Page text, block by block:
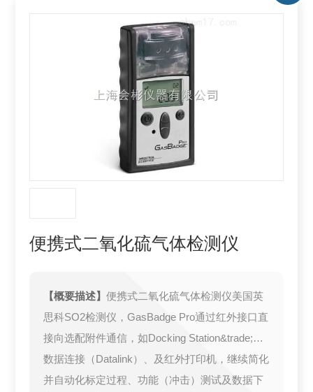
便携式二氧化硫气体检测仪
【概要描述】便携式二氧化硫气体检测仪美国英
思科SO2检测仪，GasBadge Pro通过红外接口直
接向选配附件通信，如Docking Station&trade;、
数据连接（Datalink）、及红外打印机，继续简化
并自动化标定过程、功能（冲击）测试及数据下